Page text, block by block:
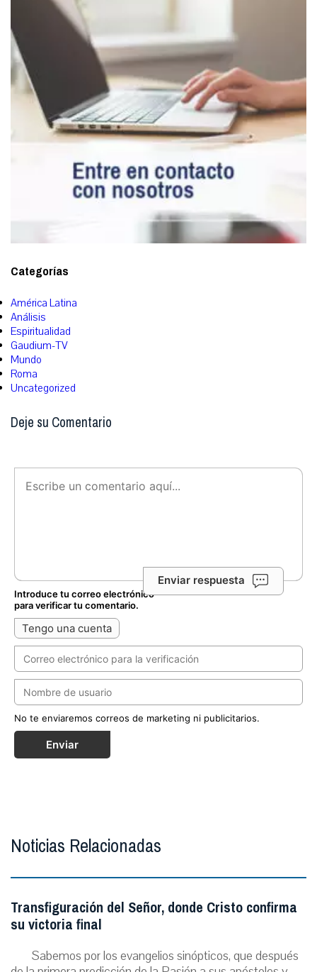
Categorías
América Latina
Análisis
Espiritualidad
Gaudium-TV
Mundo
Roma
Uncategorized
Deje su Comentario
Enviar respuesta
Introduce tu correo electrónico
para verificar tu comentario.
Tengo una cuenta
No te enviaremos correos de marketing ni publicitarios.
Enviar
Noticias Relacionadas
Transfiguración del Señor, donde Cristo confirma
su victoria final
Sabemos por los evangelios sinópticos, que después